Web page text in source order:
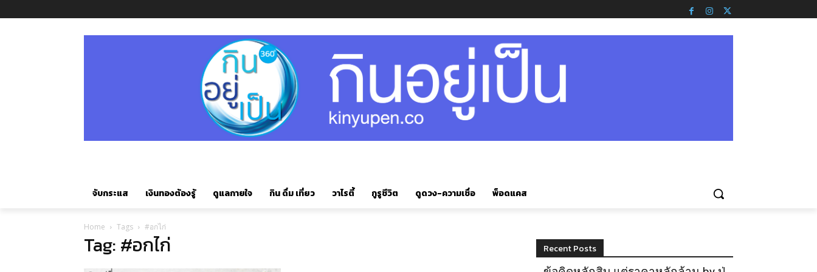
จับกระแส เงินทองต้องรู้ ดูแลกายใจ กิน ดื่ม เที่ยว วาไรตี้ กูรูชีวิต ดูดวง-ความเชื่อ พ็อดแคส
Home Tags #อกไก่
Tag: #อกไก่ Recent Posts